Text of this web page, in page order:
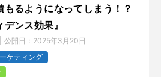
もるようになってしまう！？
デンス効果』
公開日： 2025年3月20日
ケティング